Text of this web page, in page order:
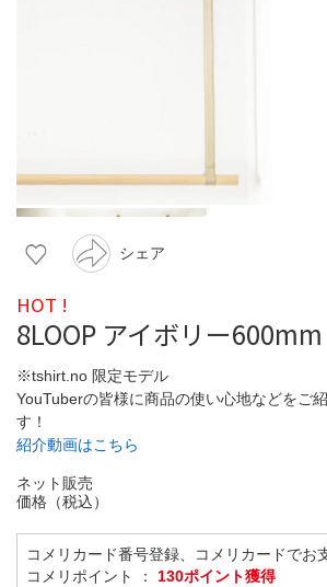
シェア
HOT !
8LOOP アイボリー600mm
※tshirt.no 限定モデル
YouTuberの皆様に商品の使い心地などをご
す！
紹介動画はこちら
ネット販売
価格（税込）
コメリカード番号登録、コメリカードでお
コメリポイント ： 130ポイント獲得